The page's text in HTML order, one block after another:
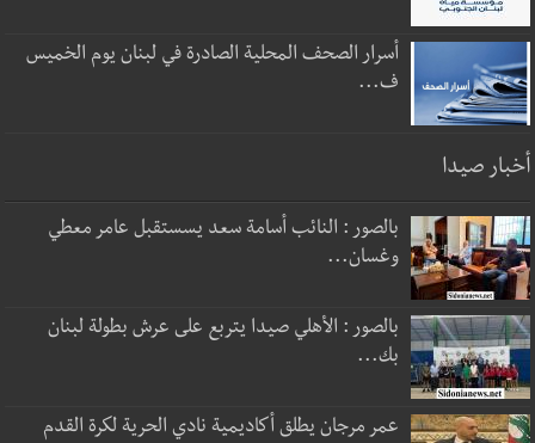
أسرار الصحف المحلية الصادرة في لبنان يوم الخميس
ف...
أخبار صيدا
بالصور : النائب أسامة سعد يسستقبل عامر معطي
وغسان...
بالصور : الأهلي صيدا يتربع على عرش بطولة لبنان
بك...
عمر مرجان يطلق أكاديمية نادي الحرية لكرة القدم